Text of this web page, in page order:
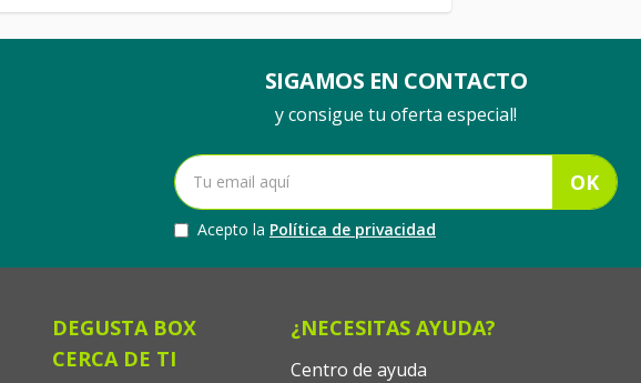
SIGAMOS EN CONTACTO
y consigue tu oferta especial!
OK
Acepto la Política de privacidad
DEGUSTA BOX
CERCA DE TI
¿NECESITAS AYUDA?
Centro de ayuda